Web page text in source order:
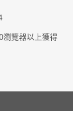
瀏覽器以上獲得